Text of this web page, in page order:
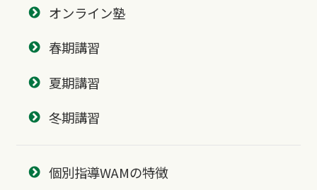
オンライン塾
春期講習
夏期講習
冬期講習
個別指導WAMの特徴